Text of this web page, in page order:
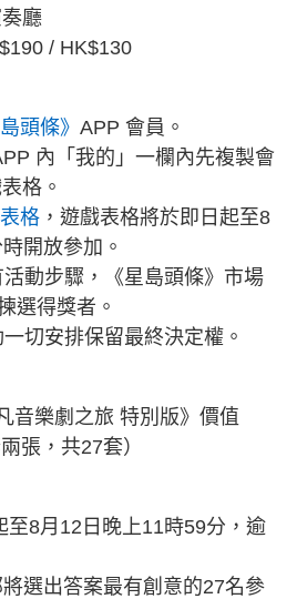
廳
/ HK$130
頭條》 APP 會員。
內「我的」一欄內先複製會
格。
格 ，遊戲表格將於即日起至8
開放參加。
動步驟，《星島頭條》市場
選得獎者。
切安排保留最終決定權。
音樂劇之旅 特別版》價值
張，共27套）
至8月12日晚上11時59分，逾
選出答案最有創意的27名參